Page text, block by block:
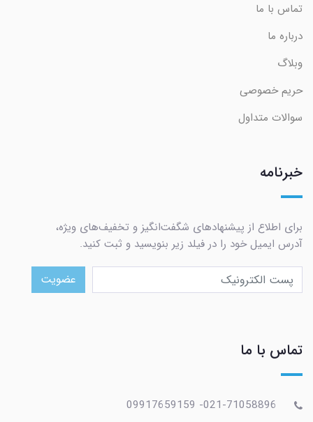
تماس با ما
درباره ما
وبلاگ
حریم خصوصی
سوالات متداول
خبرنامه
برای اطلاع از پیشنهادهای شگفت‌انگیز و تخفیف‌های ویژه،
آدرس ایمیل خود را در فیلد زیر بنویسید و ثبت کنید.
عضویت
تماس با ما